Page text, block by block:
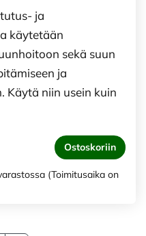
ja
käytetään
sekä suun
ja
Käytä niin usein kuin
Ostoskoriin
(Toimitusaika on